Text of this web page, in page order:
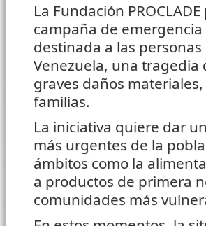
La Fundación
campaña de
destinada a las
Venezuela, una tragedia
graves daños
familias.
La iniciativa quiere dar
más urgentes de la
ámbitos como la
a productos de primera
comunidades más